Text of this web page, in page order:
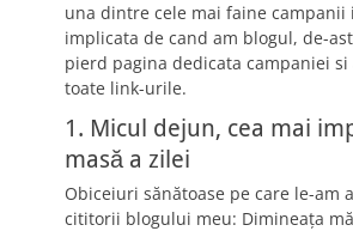
una dintre cele mai faine campanii
implicata de cand am blogul, de-
pierd pagina dedicata campaniei si
toate link-urile.
1. Micul dejun, cea mai
masă a zilei
Obiceiuri sănătoase pe care le-am
cititorii blogului meu: Dimineaţa